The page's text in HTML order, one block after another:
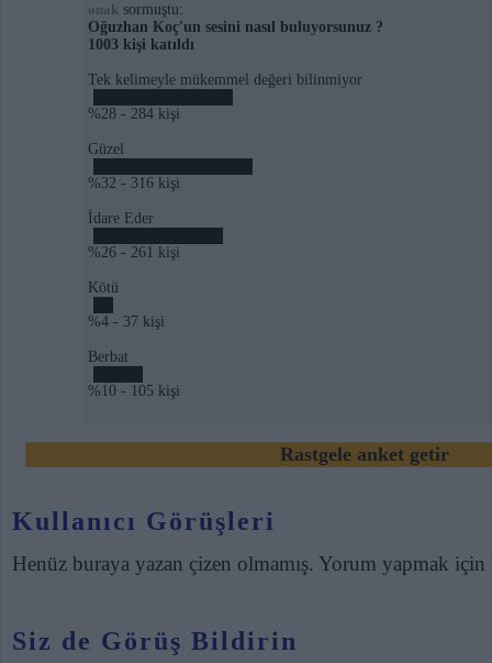
onak sormuştu:
Oğuzhan Koç'un sesini nasıl buluyorsunuz ?
1003 kişi katıldı
Tek kelimeyle mükemmel değeri bilinmiyor
%28 - 284 kişi
Güzel
%32 - 316 kişi
İdare Eder
%26 - 261 kişi
Kötü
%4 - 37 kişi
Berbat
%10 - 105 kişi
Rastgele anket getir
Kullanıcı Görüşleri
Henüz buraya yazan çizen olmamış. Yorum yapmak için
Siz de Görüş Bildirin